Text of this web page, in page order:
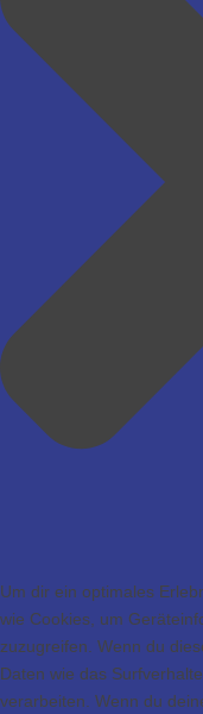
Um dir ein optimales
wie Cookies, um
zuzugreifen. Wenn du
Daten wie das
verarbeiten. Wenn du